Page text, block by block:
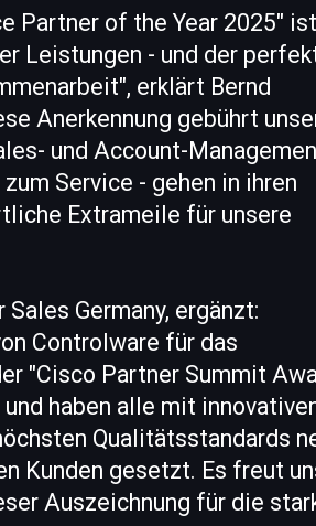
Partner of the Year 2025"
Leistungen - und der
erklärt Bernd
Anerkennung gebührt
und Account-
Service - gehen in ihren
Extrameile für unsere
Germany, ergänzt:
Controlware für das
"Cisco Partner Summit
haben alle mit
Qualitätsstandards
Kunden gesetzt. Es freut
Auszeichnung für die